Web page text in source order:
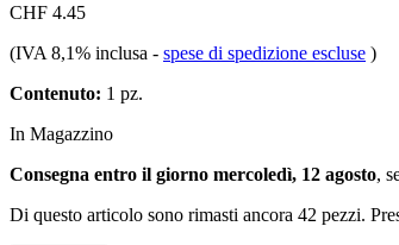
CHF 4.45
(IVA 8,1% inclusa - spese di spedizione escluse )
Contenuto: 1 pz.
In Magazzino
Consegna entro il giorno mercoledì, 12 agosto,
Di questo articolo sono rimasti ancora 42 pezzi.